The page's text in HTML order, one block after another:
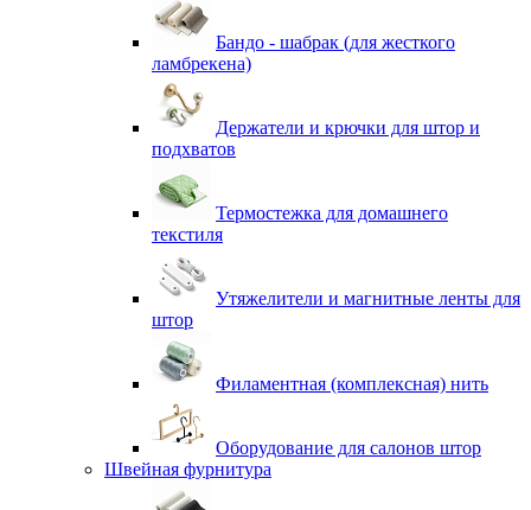
Бандо - шабрак (для жесткого
ламбрекена)
Держатели и крючки для штор и
подхватов
Термостежка для домашнего
текстиля
Утяжелители и магнитные ленты для
штор
Филаментная (комплексная) нить
Оборудование для салонов штор
Швейная фурнитура